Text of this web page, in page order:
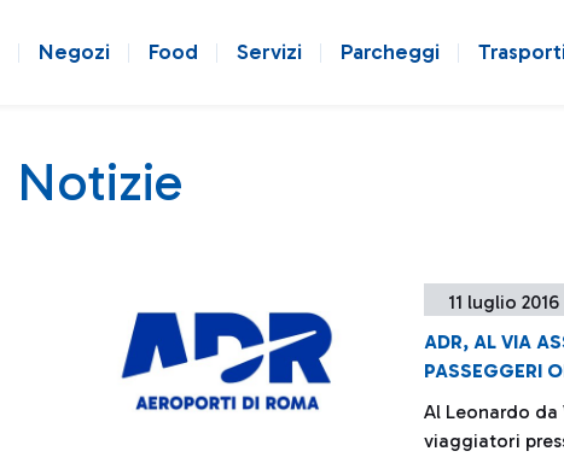
Negozi Food Servizi Parcheggi
Notizie
11 luglio 2016
ADR, AL VIA
PASSEGGERI
Al Leonardo
viaggiatori